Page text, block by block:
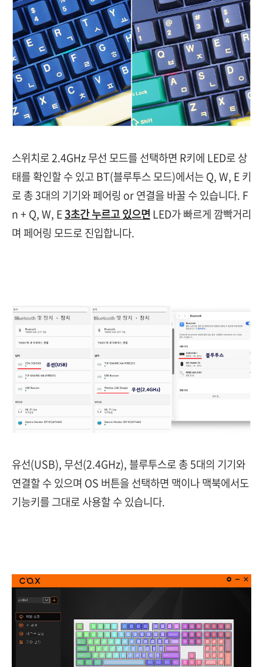
스위치로 2.4GHz 무선 모드를 선택하면 R키에 LED로 상
태를 확인할 수 있고 BT(블루투스 모드)에서는 Q, W, E 키
로 총 3대의 기기와 페어링 or 연결을 바꿀 수 있습니다. F
n + Q, W, E3초간 누르고 있으면LED가 빠르게 깜빡거리
며 페어링 모드로 진입합니다.
유선(USB), 무선(2.4GHz), 블루투스로 총 5대의 기기와
연결할 수 있으며 OS 버튼을 선택하면 맥이나 맥북에서도
기능키를 그대로 사용할 수 있습니다.